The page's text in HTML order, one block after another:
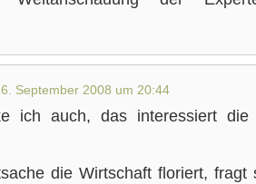
September 2008 um 20:44
ich auch, das interessiert die
die Wirtschaft floriert, fragt